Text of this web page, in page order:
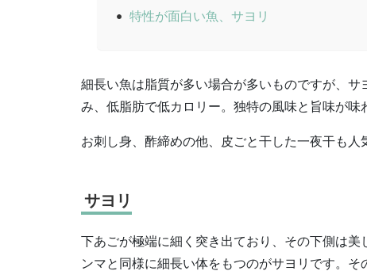
特性が面白い魚、サヨリ
細長い魚は脂質が多い場合が多いものですが、
み、低脂肪で低カロリー。独特の風味と旨味が味
お刺し身、酢締めの他、皮ごと干した一夜干も人
サヨリ
下あごが極端に細く突き出ており、その下側は
ンマと同様に細長い体をもつのがサヨリです。そ